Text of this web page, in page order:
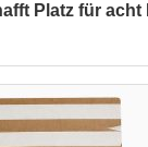
Platz für